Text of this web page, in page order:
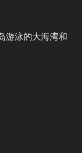
游泳的大海湾和